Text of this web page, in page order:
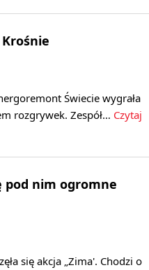
Świecie wygrała
rozgrywek. Zespół… Czytaj
pod nim ogromne
się akcja „Zima'. Chodzi o